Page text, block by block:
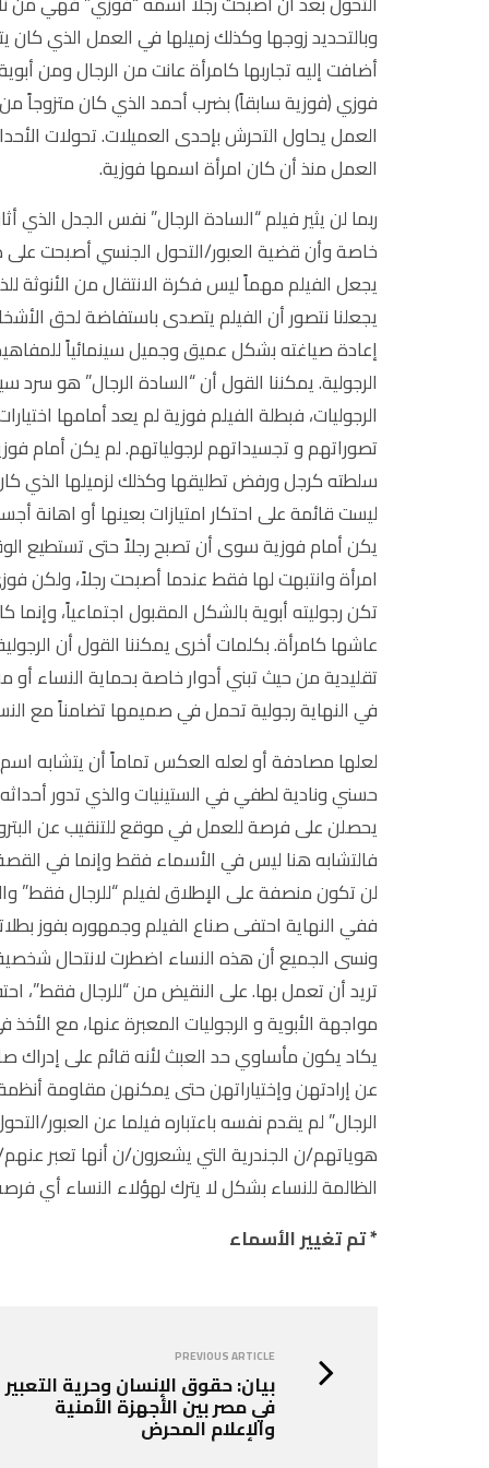
وبالتحديد زوجها وكذلك زميلها في العمل الذي
أضافت إليه تجاربها كامرأة عانت من الرجال ومن
فوزي (فوزية سابقاً) بضرب أحمد الذي كان متزوجاً
العمل يحاول التحرش بإحدى العميلات. تحولات
العمل منذ أن كان امرأة اسمها فوزية.
ربما لن يثير فيلم “السادة الرجال” نفس الجدل الذي
خاصة وأن قضية العبور/التحول الجنسي أصبحت على
يجعل الفيلم مهماً ليس فكرة الانتقال من الأنوثة
يجعلنا نتصور أن الفيلم يتصدى باستفاضة لحق
إعادة صياغته بشكل عميق وجميل سينمائياً
الرجولية. يمكننا القول أن “السادة الرجال” هو
الرجوليات، فبطلة الفيلم فوزية لم يعد أمامها
تصوراتهم و تجسيداتهم لرجولياتهم. لم يكن أمام
سلطته كرجل ورفض تطليقها وكذلك لزميلها الذي
ليست قائمة على احتكار امتيازات بعينها أو اهانة
يكن أمام فوزية سوى أن تصبح رجلاً حتى تستطيع
امرأة وانتبهت لها فقط عندما أصبحت رجلاً، ولكن
تكن رجوليته أبوية بالشكل المقبول اجتماعياً،
عاشها كامرأة. بكلمات أخرى يمكننا القول أن
تقليدية من حيث تبني أدوار خاصة بحماية النساء أو
في النهاية رجولية تحمل في صميمها تضامناً مع
لعلها مصادفة أو لعله العكس تماماً أن يتشابه
حسني ونادية لطفي في الستينيات والذي تدور
يحصلن على فرصة للعمل في موقع للتنقيب عن
فالتشابه هنا ليس في الأسماء فقط وإنما في القصة
لن تكون منصفة على الإطلاق لفيلم “للرجال فقط”
ففي النهاية احتفى صناع الفيلم وجمهوره بفوز
ونسى الجميع أن هذه النساء اضطرت لانتحال شخصية
تريد أن تعمل بها. على النقيض من “للرجال فقط”،
مواجهة الأبوية و الرجوليات المعبرة عنها، مع الأخذ
يكاد يكون مأساوي حد العبث لأنه قائم على إدراك
عن إرادتهن وإختياراتهن حتى يمكنهن مقاومة
الرجال” لم يقدم نفسه باعتباره فيلما عن العبور/
هوياتهم/ن الجندرية التي يشعرون/ن أنها تعبر
الظالمة للنساء بشكل لا يترك لهؤلاء النساء أي
* تم تغيير الأسماء
PREVIOUS ARTICLE
بيان: حقوق الإنسان وحرية التعبير
في مصر بين الأجهزة الأمنية
والإعلام المحرض